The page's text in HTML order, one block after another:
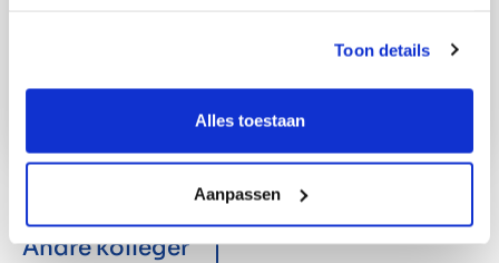
Toon details
Alles toestaan
Aanpassen
Andre kolleger